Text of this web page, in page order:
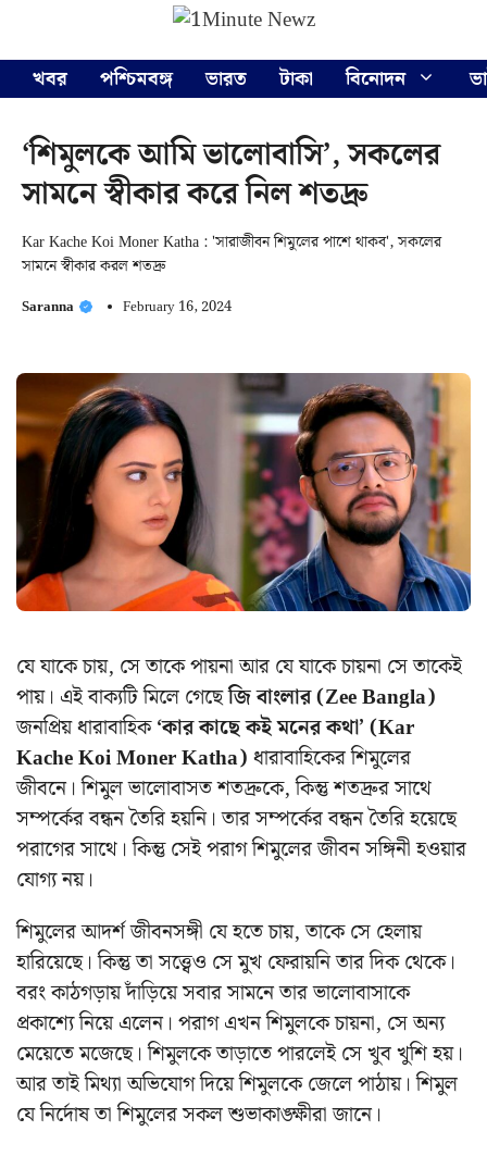
content
খবর
পশ্চিমবঙ্গ ভারত টাকা বিনোদন
‘শিমুলকে আমি ভালোবাসি’, সকলের
সামনে স্বীকার করে নিল শতদ্রু
Kar Kache Koi Moner Katha : 'সারাজীবন শিমুলের পাশে থাকব', সকলের
সামনে স্বীকার করল শতদ্রু
Saranna February 16, 2024
যে যাকে চায়, সে তাকে পায়না আর যে যাকে চায়না সে তাকেই
পায়। এই বাক্যটি মিলে গেছেজি বাংলার (Zee Bangla)
জনপ্রিয় ধারাবাহিক‘কার কাছে কই মনের কথা’ (Kar
Kache Koi Moner Katha)ধারাবাহিকের শিমুলের
জীবনে। শিমুল ভালোবাসত শতদ্রুকে, কিন্তু শতদ্রুর সাথে
সম্পর্কের বন্ধন তৈরি হয়নি। তার সম্পর্কের বন্ধন তৈরি হয়েছে
পরাগের সাথে। কিন্তু সেই পরাগ শিমুলের জীবন সঙ্গিনী হওয়ার
যোগ্য নয়।
শিমুলের আদর্শ জীবনসঙ্গী যে হতে চায়, তাকে সে হেলায়
হারিয়েছে।কিন্তু তা সত্ত্বেও সে মুখ ফেরায়নি তার দিক থেকে।
বরং কাঠগড়ায় দাঁড়িয়ে সবার সামনে তার ভালোবাসাকে
প্রকাশ্যে নিয়ে এলেন।পরাগ এখন শিমুলকে চায়না, সে অন্য
মেয়েতে মজেছে। শিমুলকে তাড়াতে পারলেই সে খুব খুশি হয়।
আর তাই মিথ্যা অভিযোগ দিয়ে শিমুলকে জেলে পাঠায়। শিমুল
যে নির্দোষ তা শিমুলের সকল শুভাকাঙ্ক্ষীরা জানে।